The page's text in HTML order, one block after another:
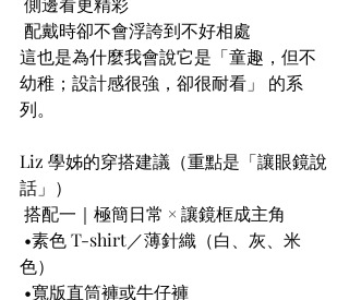
配戴時卻不會浮誇到不好相處
這也是為什麼我會說它是「童趣，但不
幼稚；設計感很強，卻很耐看」 的系
列。
Liz 學姊的穿搭建議（重點是「讓眼鏡說
話」）
搭配一｜極簡日常 × 讓鏡框成主角
•素色 T-shirt／薄針織（白、灰、米
色）
•寬版直筒褲或牛仔褲